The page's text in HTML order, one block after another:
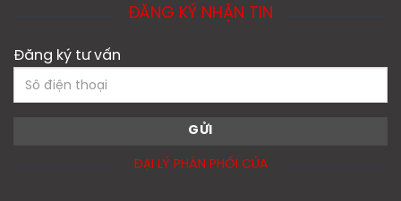
ĐĂNG KÝ NHẬN TIN
Đăng ký tư vấn
ĐẠI LÝ PHÂN PHỐI CỦA